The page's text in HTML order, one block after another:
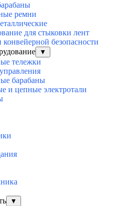
ремни
для стыковки лент
безопасности
▼
тележки
барабаны
и цепные электротали
▼